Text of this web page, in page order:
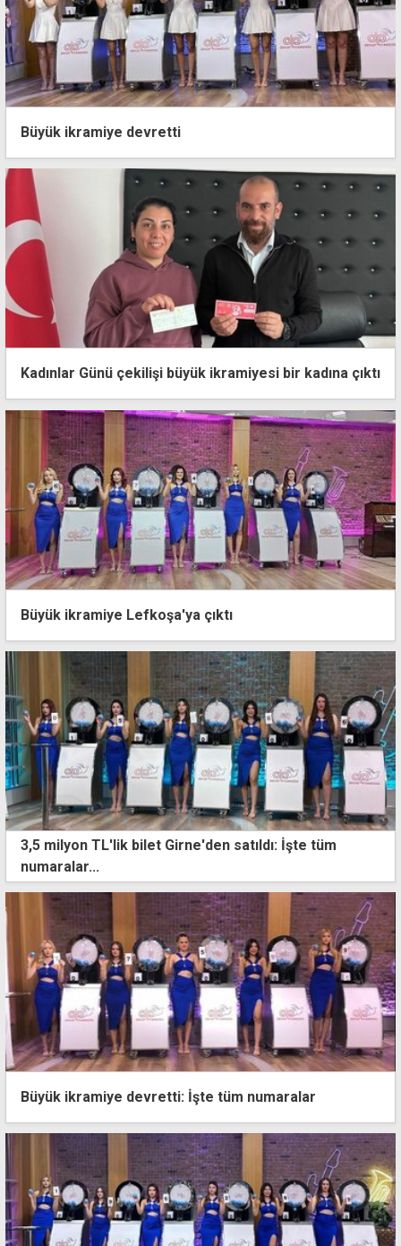
Büyük ikramiye devretti
Kadınlar Günü çekilişi büyük ikramiyesi bir kadına çıktı
Büyük ikramiye Lefkoşa'ya çıktı
3,5 milyon TL'lik bilet Girne'den satıldı: İşte tüm
numaralar...
Büyük ikramiye devretti: İşte tüm numaralar